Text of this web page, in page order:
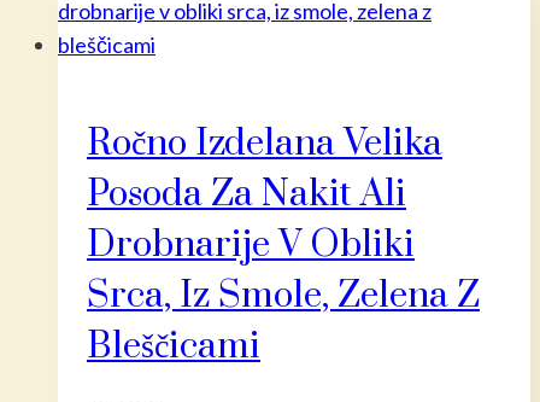
Ročno Izdelana Velika
Posoda Za Nakit Ali
Drobnarije V Obliki
Srca, Iz Smole, Zelena Z
Bleščicami